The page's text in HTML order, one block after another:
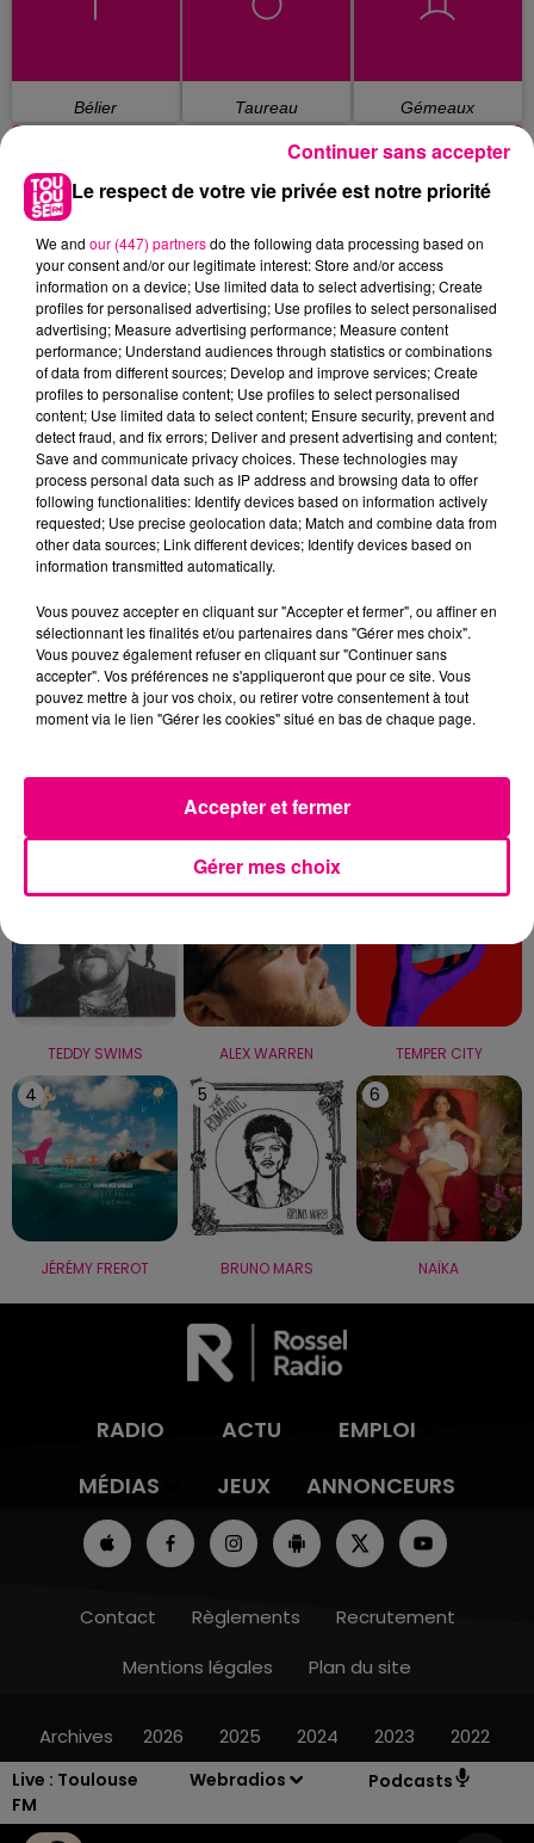
Live : Toulouse
FM
Webradios Podcasts
Bélier Taureau Gémeaux
Cancer Lion Vierge
Balance Scorpion Sagittaire
LE TOP
TEDDY SWIMS
2
ALEX WARREN TEMPER CITY
4
JÉRÉMY FREROT
5
BRUNO MARS
6
NAÏKA
RADIO ACTU
EMPLOI
MÉDIAS
JEUX ANNONCEURS
Contact Règlements
Recrutement
Mentions légales
Plan du site
Archives 2026 2025 2024 2023 2022
Le respect de votre vie privée est notre priorité
We and our (447) partnersdo the following data processing based on
your consent and/or our legitimate interest: Store and/or access
information on a device; Use limited data to select advertising; Create
profiles for personalised advertising; Use profiles to select personalised
advertising; Measure advertising performance; Measure content
performance; Understand audiences through statistics or combinations
of data from different sources; Develop and improve services; Create
profiles to personalise content; Use profiles to select personalised
content; Use limited data to select content; Ensure security, prevent and
detect fraud, and fix errors; Deliver and present advertising and content;
Save and communicate privacy choices. These technologies may
process personal data such as IP address and browsing data to offer
following functionalities: Identify devices based on information actively
requested; Use precise geolocation data; Match and combine data from
other data sources; Link different devices; Identify devices based on
information transmitted automatically.
Vous pouvez accepter en cliquant sur "Accepter et fermer", ou affiner en
sélectionnant les finalités et/ou partenaires dans "Gérer mes choix".
Vous pouvez également refuser en cliquant sur "Continuer sans
accepter". Vos préférences ne s'appliqueront que pour ce site. Vous
pouvez mettre à jour vos choix, ou retirer votre consentement à tout
moment via le lien "Gérer les cookies" situé en bas de chaque page.
Gérer mes choix
Accepter et fermer
Continuer sans accepter